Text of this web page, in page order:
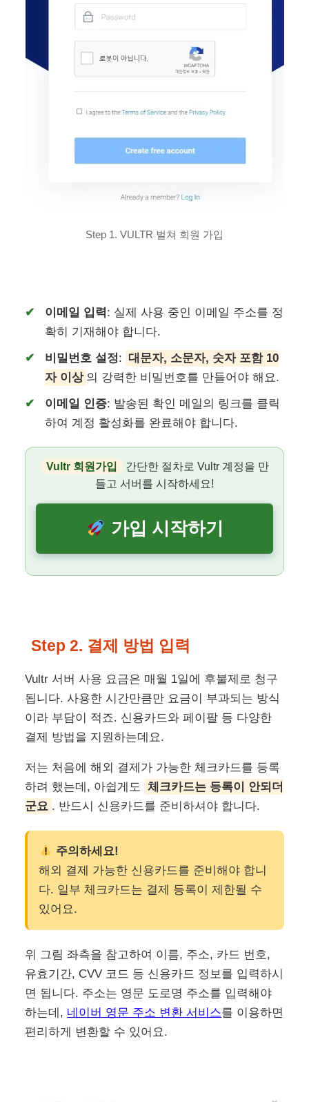
Step 1. VULTR 벌쳐 회원 가입
이메일 입력: 실제 사용 중인 이메일 주소를 정
확히 기재해야 합니다.
비밀번호 설정: 대문자, 소문자, 숫자 포함 10
자 이상 의 강력한 비밀번호를 만들어야 해요.
이메일 인증: 발송된 확인 메일의 링크를 클릭
하여 계정 활성화를 완료해야 합니다.
Vultr 회원가입 간단한 절차로 Vultr 계정을 만
들고 서버를 시작하세요!
가입 시작하기
Step 2. 결제 방법 입력
Vultr 서버 사용 요금은 매월 1일에 후불제로 청구
됩니다. 사용한 시간만큼만 요금이 부과되는 방식
이라 부담이 적죠. 신용카드와 페이팔 등 다양한
결제 방법을 지원하는데요.
저는 처음에 해외 결제가 가능한 체크카드를 등록
하려 했는데, 아쉽게도 체크카드는 등록이 안되더
군요 . 반드시 신용카드를 준비하셔야 합니다.
주의하세요!
해외 결제 가능한 신용카드를 준비해야 합니
다. 일부 체크카드는 결제 등록이 제한될 수
있어요.
위 그림 좌측을 참고하여 이름, 주소, 카드 번호,
유효기간, CVV 코드 등 신용카드 정보를 입력하시
면 됩니다. 주소는 영문 도로명 주소를 입력해야
하는데, 네이버 영문 주소 변환 서비스를 이용하면
편리하게 변환할 수 있어요.